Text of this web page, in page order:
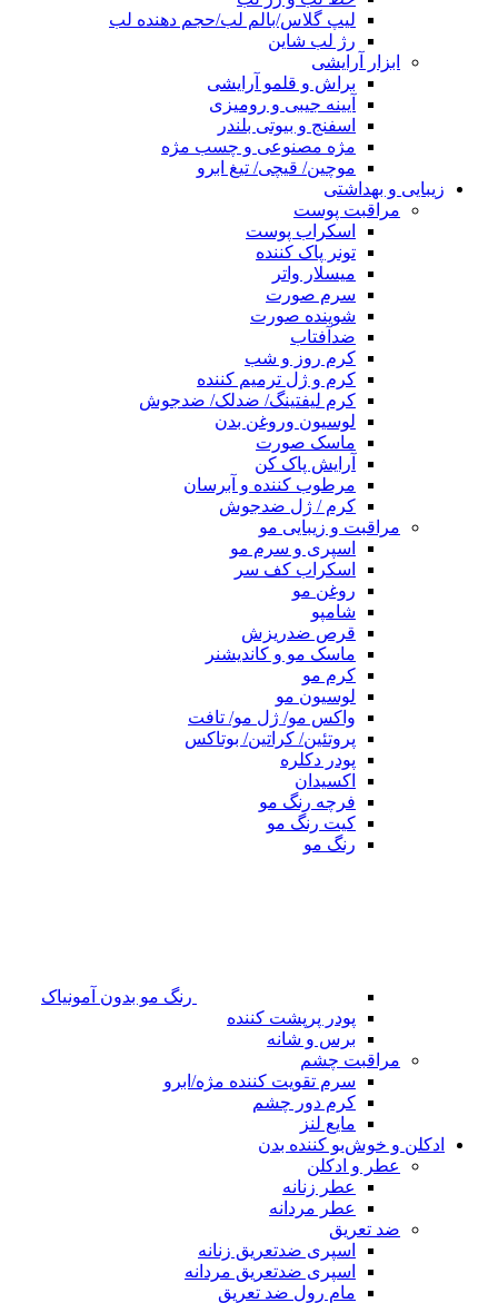
لیپ گلاس/بالم لب/حجم دهنده لب
رژ لب شاین
ابزار آرایشی
براش و قلمو آرایشی
آیینه جیبی و رومیزی
اسفنج و بیوتی بلندر
مژه مصنوعی و چسب مژه
موچین/ قیچی/ تیغ ابرو
زیبایی و بهداشتی
مراقبت پوست
اسکراب پوست
تونر پاک کننده
میسلار واتر
سرم صورت
شوینده صورت
ضدآفتاب
کرم روز و شب
کرم و ژل ترمیم کننده
کرم لیفتینگ/ ضدلک/ ضدجوش
لوسیون وروغن بدن
ماسک صورت
آرایش پاک کن
مرطوب کننده و آبرسان
کرم / ژل ضدجوش
مراقبت و زیبایی مو
اسپری و سرم مو
اسکراب کف سر
روغن مو
شامپو
قرص ضدریزش
ماسک مو و کاندیشنر
کرم مو
لوسیون مو
واکس مو/ ژل مو/ تافت
پروتئین/ کراتین/ بوتاکس
پودر دکلره
اکسیدان
فرچه رنگ مو
کیت رنگ مو
رنگ مو
رنگ مو بدون آمونیاک
پودر پرپشت کننده
برس و شانه
مراقبت چشم
سرم تقویت کننده مژه/ابرو
کرم دور چشم
مایع لنز
ادکلن و خوش‌بو کننده بدن
عطر و ادکلن
عطر زنانه
عطر مردانه
ضد تعریق
اسپری ضدتعریق زنانه
اسپری ضدتعریق مردانه
مام رول ضد تعریق